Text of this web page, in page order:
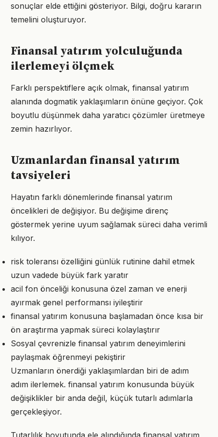
sonuçlar elde ettiğini gösteriyor. Bilgi, doğru kararın
temelini oluşturuyor.
Finansal yatırım yolculuğunda
ilerlemeyi ölçmek
Farklı perspektiflere açık olmak, finansal yatırım
alanında dogmatik yaklaşımların önüne geçiyor. Çok
boyutlu düşünmek daha yaratıcı çözümler üretmeye
zemin hazırlıyor.
Uzmanlardan finansal yatırım
tavsiyeleri
Hayatın farklı dönemlerinde finansal yatırım
öncelikleri de değişiyor. Bu değişime direnç
göstermek yerine uyum sağlamak süreci daha verimli
kılıyor.
risk toleransı özelliğini günlük rutinine dahil etmek
uzun vadede büyük fark yaratır
acil fon önceliği konusuna özel zaman ve enerji
ayırmak genel performansı iyileştirir
finansal yatırım konusuna başlamadan önce kısa bir
ön araştırma yapmak süreci kolaylaştırır
Sosyal çevrenizle finansal yatırım deneyimlerini
paylaşmak öğrenmeyi pekiştirir
Uzmanların önerdiği yaklaşımlardan biri de adım
adım ilerlemek. finansal yatırım konusunda büyük
değişiklikler bir anda değil, küçük tutarlı adımlarla
gerçekleşiyor.
Tutarlılık boyutunda ele alındığında finansal yatırım,